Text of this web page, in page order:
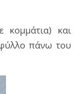
κομμάτια) και
πάνω του